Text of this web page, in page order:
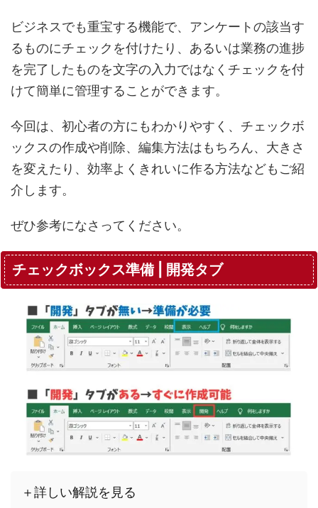
ビジネスでも重宝する機能で、アンケートの該当す
るものにチェックを付けたり、あるいは業務の進捗
を完了したものを文字の入力ではなくチェックを付
けて簡単に管理することができます。
今回は、初心者の方にもわかりやすく、チェックボ
ックスの作成や削除、編集方法はもちろん、大きさ
を変えたり、効率よくきれいに作る方法などもご紹
介します。
ぜひ参考になさってください。
チェックボックス準備 | 開発タブ
＋詳しい解説を見る